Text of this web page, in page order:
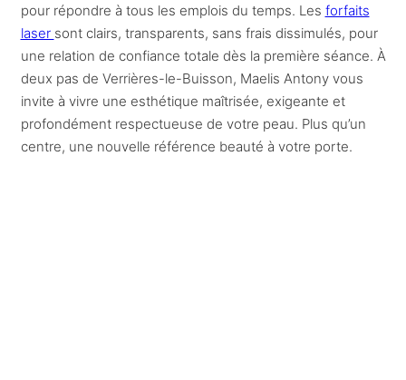
pour répondre à tous les emplois du temps. Les forfaits
laser sont clairs, transparents, sans frais dissimulés, pour
une relation de confiance totale dès la première séance. À
deux pas de Verrières-le-Buisson, Maelis Antony vous
invite à vivre une esthétique maîtrisée, exigeante et
profondément respectueuse de votre peau. Plus qu’un
centre, une nouvelle référence beauté à votre porte.